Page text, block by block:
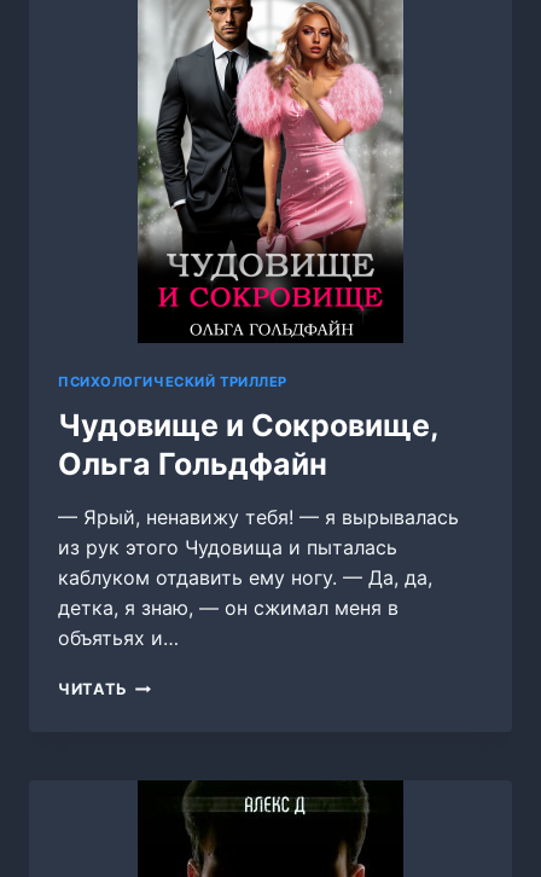
ПСИХОЛОГИЧЕСКИЙ ТРИЛЛЕР
Чудовище и Сокровище,
Ольга Гольдфайн
— Ярый, ненавижу тебя! — я вырывалась
из рук этого Чудовища и пыталась
каблуком отдавить ему ногу. — Да, да,
детка, я знаю, — он сжимал меня в
объятьях и…
ЧИТАТЬ ЧУДОВИЩЕ
ГОЛЬДФАЙН